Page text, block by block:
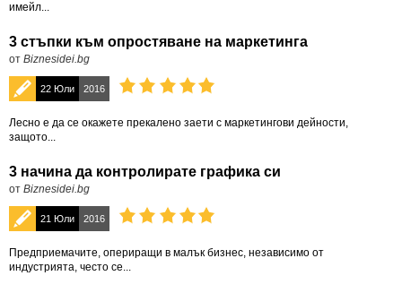
имейл...
3 стъпки към опростяване на маркетинга
от Biznesidei.bg
22 Юли 2016
Лесно е да се окажете прекалено заети с маркетингови дейности,
защото...
3 начина да контролирате графика си
от Biznesidei.bg
21 Юли 2016
Предприемачите, опериращи в малък бизнес, независимо от
индустрията, често се...